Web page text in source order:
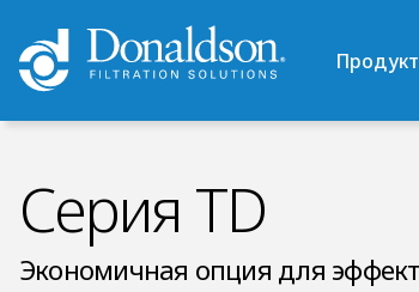
Серия TD
Экономичная опция для